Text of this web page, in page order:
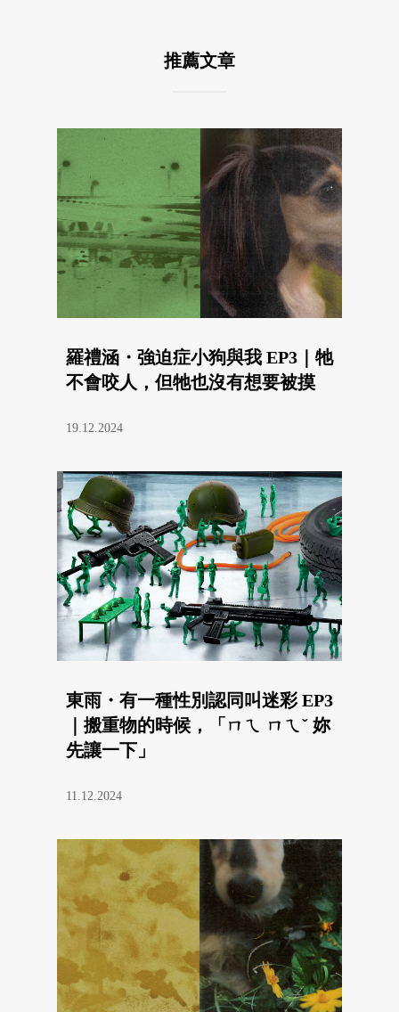
推薦文章
羅禮涵・強迫症小狗與我 EP3｜牠
不會咬人，但牠也沒有想要被摸
19.12.2024
東雨・有一種性別認同叫迷彩 EP3
｜搬重物的時候，「ㄇㄟ ㄇㄟˇ 妳
先讓一下」
11.12.2024